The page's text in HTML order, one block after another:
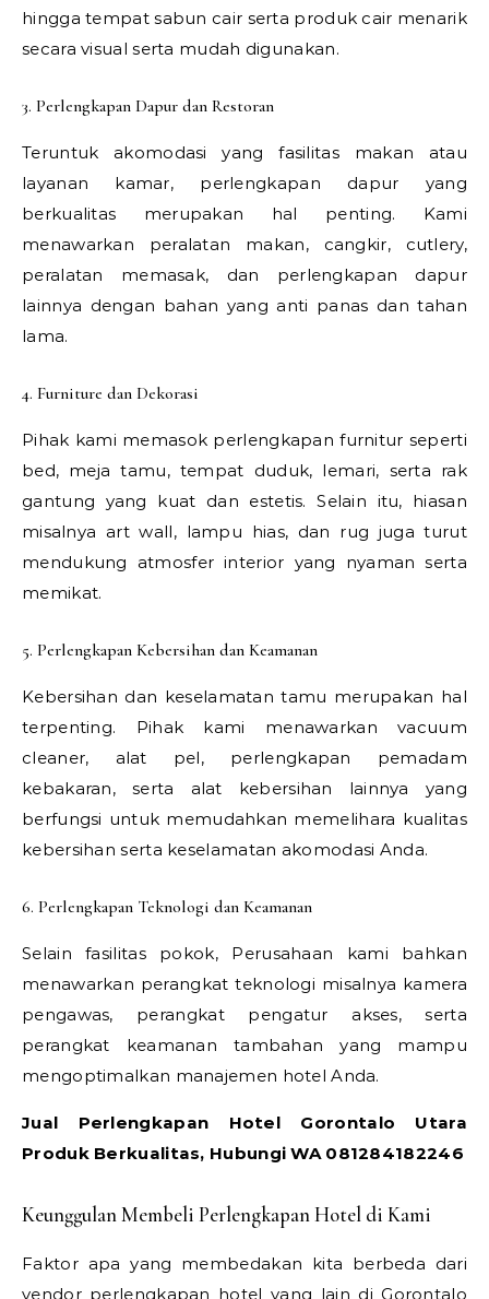
hingga tempat sabun cair serta produk cair menarik
secara visual serta mudah digunakan.
3. Perlengkapan Dapur dan Restoran
Teruntuk akomodasi yang fasilitas makan atau
layanan kamar, perlengkapan dapur yang
berkualitas merupakan hal penting. Kami
menawarkan peralatan makan, cangkir, cutlery,
peralatan memasak, dan perlengkapan dapur
lainnya dengan bahan yang anti panas dan tahan
lama.
4. Furniture dan Dekorasi
Pihak kami memasok perlengkapan furnitur seperti
bed, meja tamu, tempat duduk, lemari, serta rak
gantung yang kuat dan estetis. Selain itu, hiasan
misalnya art wall, lampu hias, dan rug juga turut
mendukung atmosfer interior yang nyaman serta
memikat.
5. Perlengkapan Kebersihan dan Keamanan
Kebersihan dan keselamatan tamu merupakan hal
terpenting. Pihak kami menawarkan vacuum
cleaner, alat pel, perlengkapan pemadam
kebakaran, serta alat kebersihan lainnya yang
berfungsi untuk memudahkan memelihara kualitas
kebersihan serta keselamatan akomodasi Anda.
6. Perlengkapan Teknologi dan Keamanan
Selain fasilitas pokok, Perusahaan kami bahkan
menawarkan perangkat teknologi misalnya kamera
pengawas, perangkat pengatur akses, serta
perangkat keamanan tambahan yang mampu
mengoptimalkan manajemen hotel Anda.
Jual Perlengkapan Hotel Gorontalo Utara
Produk Berkualitas, Hubungi WA 081284182246
Keunggulan Membeli Perlengkapan Hotel di Kami
Faktor apa yang membedakan kita berbeda dari
vendor perlengkapan hotel yang lain di Gorontalo